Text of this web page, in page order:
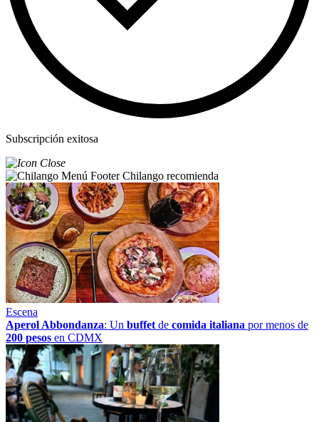
Subscripción exitosa
Chilango recomienda
Escena
Aperol Abbondanza: Un buffet de comida italiana por menos de
200 pesos en CDMX